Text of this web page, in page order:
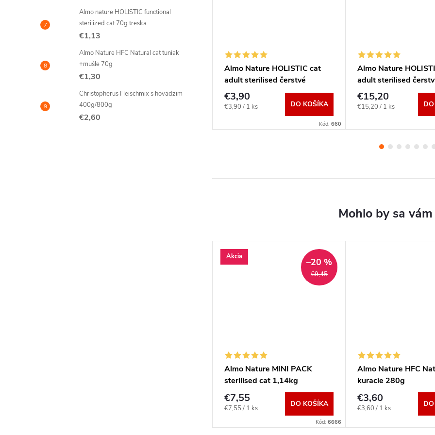
Almo nature HOLISTIC functional
sterilized cat 70g treska
€1,13
Almo Nature HFC Natural cat tuniak
+mušle 70g
€1,30
Christopherus Fleischmix s hovädzim
400g/800g
€2,60
HOLISTIC
DO KOŠÍKA
Almo Nature HOLISTIC
sterilised cat treska a kuracie
3x MULTI PACK 1,26kg
€16,65
Jednotková
cena:
€5,55 / 1 ks
Almo Nature HOLISTIC cat
adult sterilised čerstvé
hovädzie 400g
€3,90
Jednotková
€3,90 / 1 ks DO KOŠÍKA
Kód: 660
Almo Nature
adult sterilised
2kg
€15,20
Jednotková
€15,20 / 1 ks
Akcia
€9,45
–20 %
Almo Nature MINI PACK
sterilised cat 1,14kg
€7,55
Jednotková
€7,55 / 1 ks
DO KOŠÍKA
Kód: 6666
Almo Nature HFC
kuracie 280g
€3,60
Jednotková
€3,60 / 1 ks